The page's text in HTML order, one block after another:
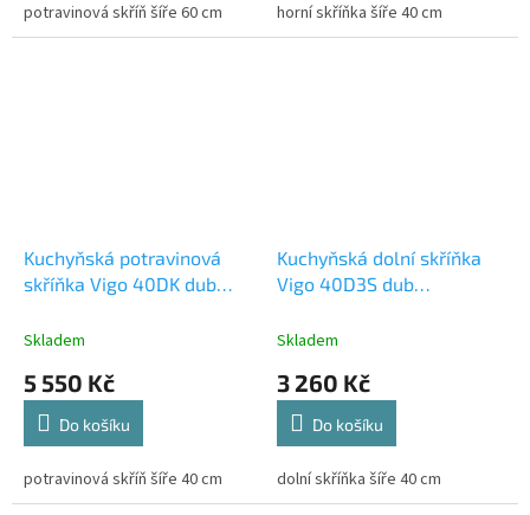
potravinová skříň šíře 60 cm horní skříňka šíře 40 cm
Kuchyňská potravinová
skříňka Vigo 40DK dub
Skladem
5 550 Kč
Do košíku
potravinová skříň šíře 40 cm
Kuchyňská dolní skříňka
Vigo 40D3S dub
Skladem
3 260 Kč
Do košíku
dolní skříňka šíře 40 cm